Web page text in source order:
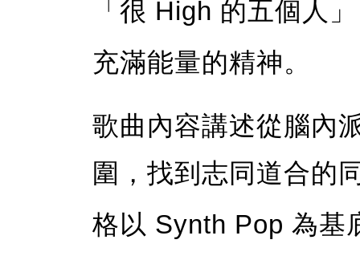
「很 High 的五個人
充滿能量的精神。
歌曲內容講述從腦內
圍，找到志同道合的
格以 Synth Pop 為基